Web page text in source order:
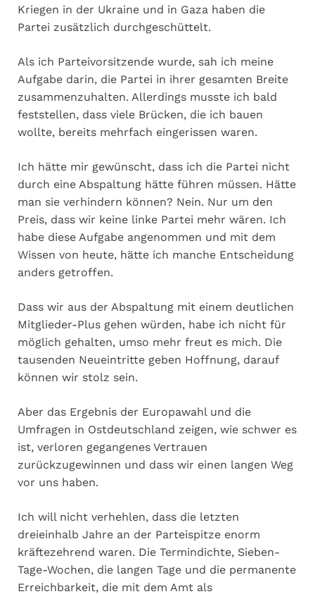
Kriegen in der Ukraine und in Gaza haben die
Partei zusätzlich durchgeschüttelt.
Als ich Parteivorsitzende wurde, sah ich meine
Aufgabe darin, die Partei in ihrer gesamten Breite
zusammenzuhalten. Allerdings musste ich bald
feststellen, dass viele Brücken, die ich bauen
wollte, bereits mehrfach eingerissen waren.
Ich hätte mir gewünscht, dass ich die Partei nicht
durch eine Abspaltung hätte führen müssen. Hätte
man sie verhindern können? Nein. Nur um den
Preis, dass wir keine linke Partei mehr wären. Ich
habe diese Aufgabe angenommen und mit dem
Wissen von heute, hätte ich manche Entscheidung
anders getroffen.
Dass wir aus der Abspaltung mit einem deutlichen
Mitglieder-Plus gehen würden, habe ich nicht für
möglich gehalten, umso mehr freut es mich. Die
tausenden Neueintritte geben Hoffnung, darauf
können wir stolz sein.
Aber das Ergebnis der Europawahl und die
Umfragen in Ostdeutschland zeigen, wie schwer es
ist, verloren gegangenes Vertrauen
zurückzugewinnen und dass wir einen langen Weg
vor uns haben.
Ich will nicht verhehlen, dass die letzten
dreieinhalb Jahre an der Parteispitze enorm
kräftezehrend waren. Die Termindichte, Sieben-
Tage-Wochen, die langen Tage und die permanente
Erreichbarkeit, die mit dem Amt als